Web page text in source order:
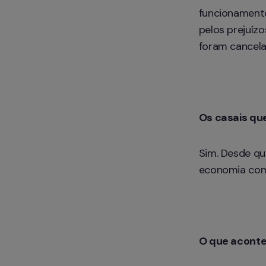
pelos
foram
Os casais
Sim. Desde
economia
O que